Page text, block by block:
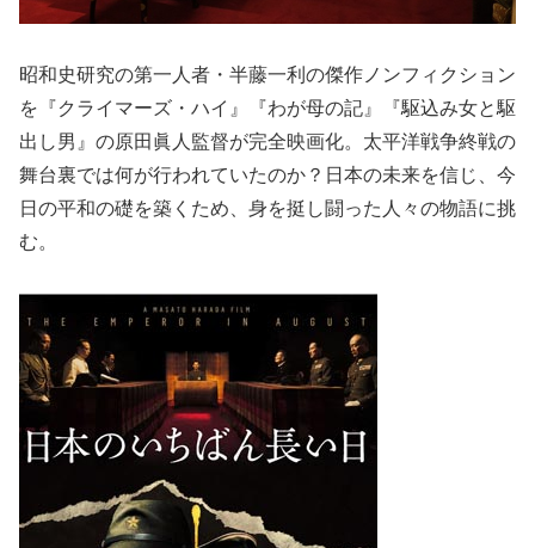
昭和史研究の第一人者・半藤一利の傑作ノンフィクション
を『クライマーズ・ハイ』『わが母の記』『駆込み女と駆
出し男』の原田眞人監督が完全映画化。太平洋戦争終戦の
舞台裏では何が行われていたのか？日本の未来を信じ、今
日の平和の礎を築くため、身を挺し闘った人々の物語に挑
む。